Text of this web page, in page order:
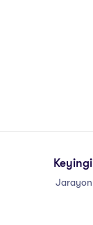
Keyingi
Jarayon